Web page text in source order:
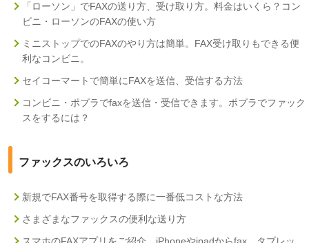
「ローソン」でFAXの送り方、受け取り方。料金はいくら？コン
ビニ・ローソンのFAXの使い方
ミニストップでのFAXのやり方は簡単。FAX受け取りもできる便
利なコンビニ。
セイコーマートで簡単にFAXを送信、受信する方法
コンビニ・ポプラでfaxを送信・受信できます。ポプラでファック
スをするには？
ファックスのいろいろ
新規でFAX番号を取得する際に一番低コストな方法
さまざまなファックスの便利な送り方